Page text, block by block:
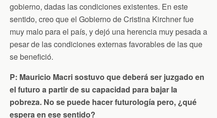
gobierno, dadas las condiciones existentes. En este
sentido, creo que el Gobierno de Cristina Kirchner fue
muy malo para el país, y dejó una herencia muy pesada a
pesar de las condiciones externas favorables de las que
se benefició.
P: Mauricio Macri sostuvo que deberá ser juzgado en
el futuro a partir de su capacidad para bajar la
pobreza. No se puede hacer futurología pero, ¿qué
espera en ese sentido?